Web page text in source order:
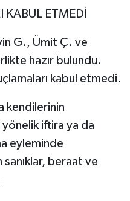
ETMEDİ
G., Ümit Ç. ve
hazır bulundu.
kabul etmedi.
kendilerinin
yönelik iftira ya da
eyleminde
sanıklar, beraat ve